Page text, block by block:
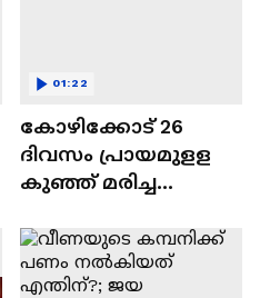
കോഴിക്കോട് 26
ദിവസം പ്രായമുളള
കുഞ്ഞ് മരിച്ച
01:22